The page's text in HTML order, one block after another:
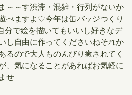
～～す渋滞・混雑・行列がないか
べますよ♡今年は缶バッジつくり
分で絵を描いてもいいし好きなデ
し自由に作ってくださいねそれか
るので大人ものんびり癒されてく
、気になることがあればお気軽に
せ